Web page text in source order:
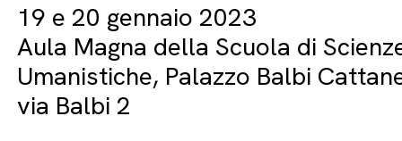
19 e 20 gennaio 2023
Aula Magna della Scuola di
Umanistiche, Palazzo Balbi
via Balbi 2